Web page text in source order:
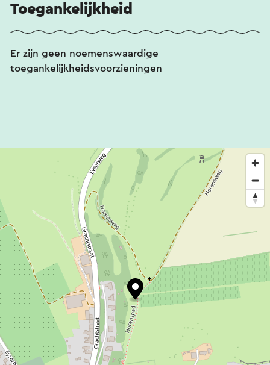
Toegankelijkheid
Er zijn geen noemenswaardige
toegankelijkheidsvoorzieningen